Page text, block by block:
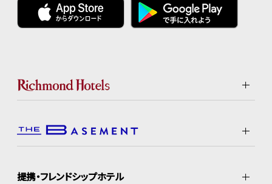
提携・フレンドシップホテル